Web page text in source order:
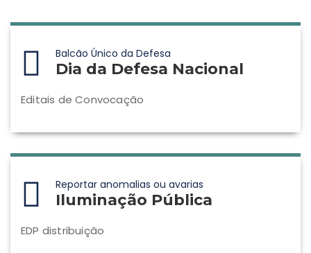
Balcão Único da Defesa
Dia da Defesa Nacional
Editais de Convocação
Reportar anomalias ou avarias
Iluminação Pública
EDP distribuição